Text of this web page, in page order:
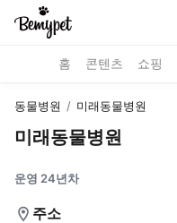
홈 콘텐츠 쇼핑
동물병원 / 미래동물병원
미래동물병원
운영 24년차
주소